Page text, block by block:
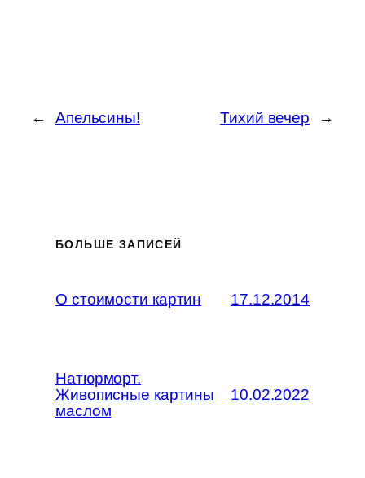
← Апельсины! Тихий вечер →
БОЛЬШЕ ЗАПИСЕЙ
О стоимости картин 17.12.2014
Натюрморт.
Живописные картины
маслом
10.02.2022